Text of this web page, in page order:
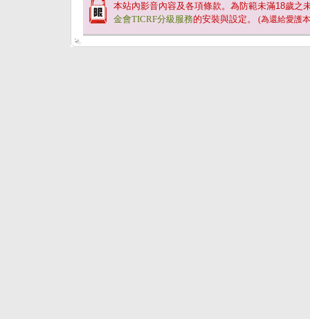
本站內影音內容及各項條款。為防範未滿18歲之
金會TICRF分級服務的安裝與設定。 (為還給愛護